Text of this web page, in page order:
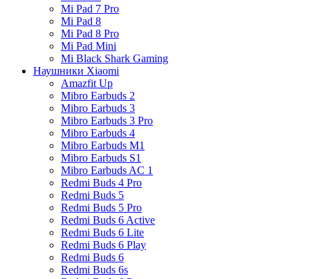
Mi Pad 7 Pro
Mi Pad 8
Mi Pad 8 Pro
Mi Pad Mini
Mi Black Shark Gaming
Наушники Xiaomi
Amazfit Up
Mibro Earbuds 2
Mibro Earbuds 3
Mibro Earbuds 3 Pro
Mibro Earbuds 4
Mibro Earbuds M1
Mibro Earbuds S1
Mibro Earbuds AC 1
Redmi Buds 4 Pro
Redmi Buds 5
Redmi Buds 5 Pro
Redmi Buds 6 Active
Redmi Buds 6 Lite
Redmi Buds 6 Play
Redmi Buds 6
Redmi Buds 6s